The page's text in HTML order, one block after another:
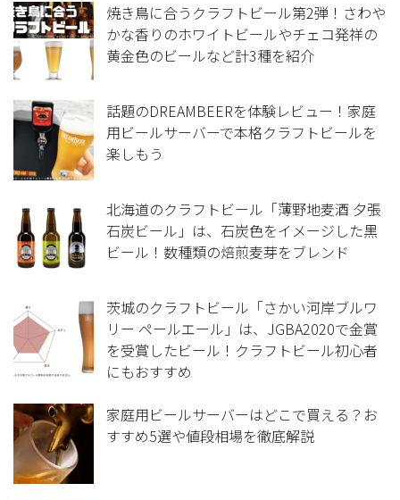
焼き鳥に合うクラフトビール第2弾！さわや
かな香りのホワイトビールやチェコ発祥の
黄金色のビールなど計3種を紹介
話題のDREAMBEERを体験レビュー！家庭
用ビールサーバーで本格クラフトビールを
楽しもう
北海道のクラフトビール「薄野地麦酒 夕張
石炭ビール」は、石炭色をイメージした黒
ビール！数種類の焙煎麦芽をブレンド
茨城のクラフトビール「さかい河岸ブルワ
リー ペールエール」は、JGBA2020で金賞
を受賞したビール！クラフトビール初心者
にもおすすめ
家庭用ビールサーバーはどこで買える？お
すすめ5選や値段相場を徹底解説